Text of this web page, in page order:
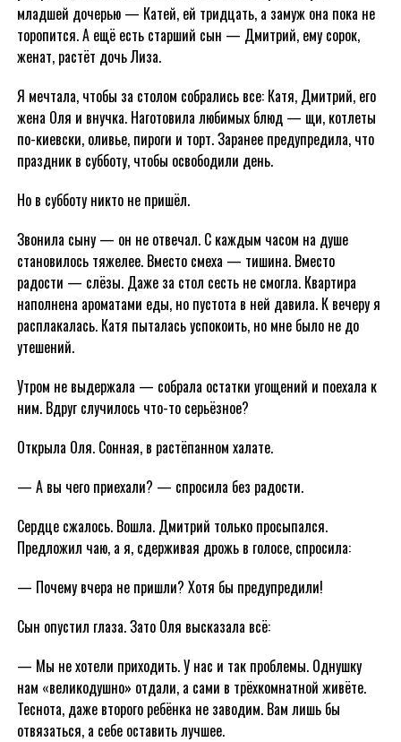
младшей дочерью — Катей, ей тридцать, а замуж она пока не
торопится. А ещё есть старший сын — Дмитрий, ему сорок,
женат, растёт дочь Лиза.
Я мечтала, чтобы за столом собрались все: Катя, Дмитрий, его
жена Оля и внучка. Наготовила любимых блюд — щи, котлеты
по-киевски, оливье, пироги и торт. Заранее предупредила, что
праздник в субботу, чтобы освободили день.
Но в субботу никто не пришёл.
Звонила сыну — он не отвечал. С каждым часом на душе
становилось тяжелее. Вместо смеха — тишина. Вместо
радости — слёзы. Даже за стол сесть не смогла. Квартира
наполнена ароматами еды, но пустота в ней давила. К вечеру я
расплакалась. Катя пыталась успокоить, но мне было не до
утешений.
Утром не выдержала — собрала остатки угощений и поехала к
ним. Вдруг случилось что-то серьёзное?
Открыла Оля. Сонная, в растёпанном халате.
— А вы чего приехали? — спросила без радости.
Сердце сжалось. Вошла. Дмитрий только просыпался.
Предложил чаю, а я, сдерживая дрожь в голосе, спросила:
— Почему вчера не пришли? Хотя бы предупредили!
Сын опустил глаза. Зато Оля высказала всё:
— Мы не хотели приходить. У нас и так проблемы. Однушку
нам «великодушно» отдали, а сами в трёхкомнатной живёте.
Теснота, даже второго ребёнка не заводим. Вам лишь бы
отвязаться, а себе оставить лучшее.